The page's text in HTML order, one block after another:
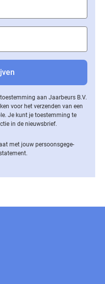
aan Jaarbeurs B.V.
voor het verzenden van een
Je kunt je toestemming te
in de nieuwsbrief.
met jouw per­soons­ge­ge­